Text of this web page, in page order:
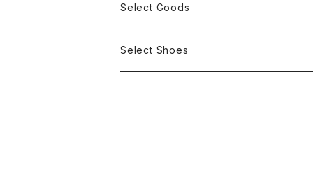
Select Goods
Select Shoes